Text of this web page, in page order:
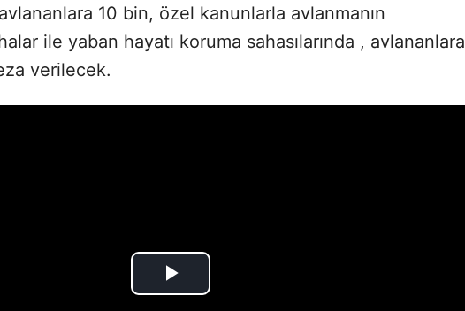
10 bin, özel kanunlarla avlanmanın
ile yaban hayatı koruma sahasılarında , avlananlara
verilecek.